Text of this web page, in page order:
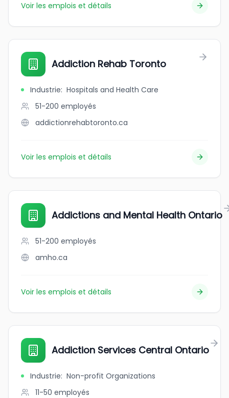
Voir les emplois et détails
Addiction Rehab Toronto
Industrie: Hospitals and Health Care
51-200 employés
addictionrehabtoronto.ca
Voir les emplois et détails
Addictions and Mental Health Ontario
51-200 employés
amho.ca
Voir les emplois et détails
Addiction Services Central Ontario
Industrie: Non-profit Organizations
11-50 employés